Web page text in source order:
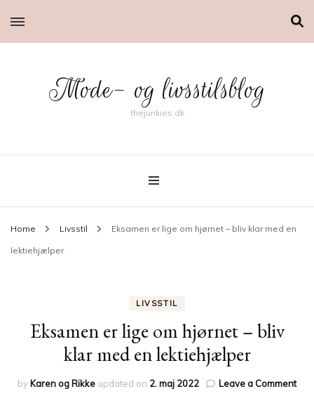
Mode- og livsstilsblog
thejunkies.dk
Home Livsstil Eksamen er lige om hjørnet – bliv klar med en
lektiehjælper
LIVSSTIL
Eksamen er lige om hjørnet – bliv
klar med en lektiehjælper
by Karen og Rikke updated on 2. maj 2022 Leave a Commenton